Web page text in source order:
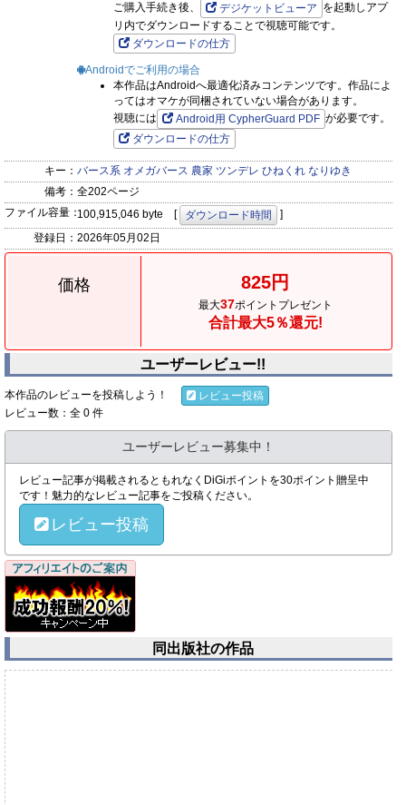
ご購入手続き後、
デジケットビューア を起動しアプ
リ内でダウンロードすることで視聴可能です。
ダウンロードの仕方
Androidでご利用の場合
本作品はAndroidへ最適化済みコンテンツです。作品によ
ってはオマケが同梱されていない場合があります。
視聴には
Android用 CypherGuard PDF が必要です。
ダウンロードの仕方
キー： バース系 オメガバース 農家 ツンデレ ひねくれ なりゆき
備考： 全202ページ
ファイル容量：100,915,046 byte [ ダウンロード時間
]
登録日： 2026年05月02日
価格 825円
最大37ポイントプレゼント
合計最大5％還元!
ユーザーレビュー!!
本作品のレビューを投稿しよう！
レビュー投稿
レビュー数：全 0 件
ユーザーレビュー募集中！
レビュー記事が掲載されるともれなくDiGiポイントを30ポイント贈呈中
です！魅力的なレビュー記事をご投稿ください。
レビュー投稿
同出版社の作品